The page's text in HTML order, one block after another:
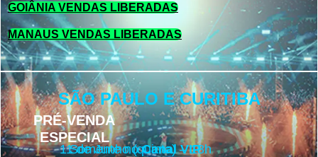
GOIÂNIA VENDAS LIBERADAS
MANAUS VENDAS LIBERADAS
SÃO PAULO E CURITIBA
PRÉ-VENDA
ESPECIAL
Somente noCanal VIP
11 de Junho (quinta) – 18h